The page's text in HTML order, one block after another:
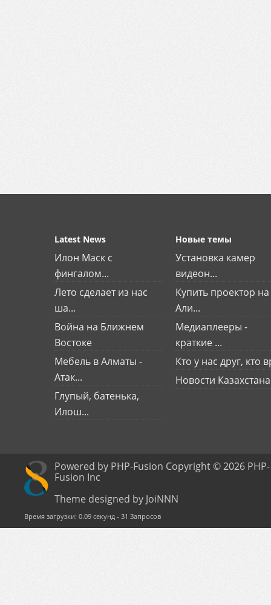
Latest News
Илон Маск с
фингалом...
Лето сделает из нас
ша...
Война на Ближнем
Востоке
Мебель в Алматы -
Атак...
Глупый, батенька,
Илош...
Новые темы
Установка камер
видеон...
Купить проектор на
Али...
Медиаплееры -
краткие ...
Кто у нас друг, кто
Новости Казахстана
Powered by PHP-Fusion Copyright © 2026 PHP-
Fusion Inc
Theme designed by JoiNNN
Время загрузки: 0.09 секунд - 31 Запросов